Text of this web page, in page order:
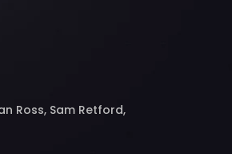
Ross, Sam Retford,